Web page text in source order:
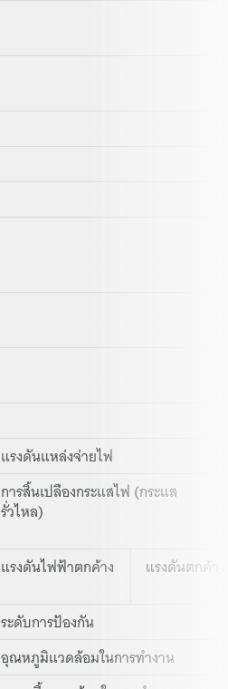
แรงดันแหล่งจ่ายไฟ
การสิ้นเปลืองกระแสไฟ (กระแส
รั่วไหล)
แรงดันไฟฟ้าตกค้าง แรงดันตกค้าง
ระดับการป้องกัน
อุณหภูมิแวดล้อมในการทำงาน